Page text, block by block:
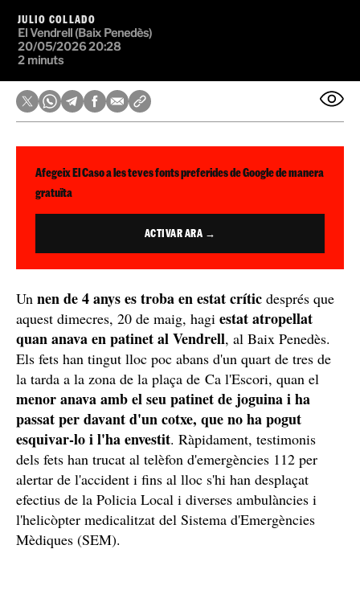
JULIO COLLADO
El Vendrell (Baix Penedès)
20/05/2026 20:28
2 minuts
Afegeix El Caso a les teves fonts preferides de Google de manera
gratuïta
ACTIVAR ARA →
Un nen de 4 anys es troba en estat crític després que
aquest dimecres, 20 de maig, hagi estat atropellat
quan anava en patinet al Vendrell, al Baix Penedès.
Els fets han tingut lloc poc abans d'un quart de tres de
la tarda a la zona de la plaça de Ca l'Escori, quan el
menor anava amb el seu patinet de joguina i ha
passat per davant d'un cotxe, que no ha pogut
esquivar-lo i l'ha envestit. Ràpidament, testimonis
dels fets han trucat al telèfon d'emergències 112 per
alertar de l'accident i fins al lloc s'hi han desplaçat
efectius de la Policia Local i diverses ambulàncies i
l'helicòpter medicalitzat del Sistema d'Emergències
Mèdiques (SEM).